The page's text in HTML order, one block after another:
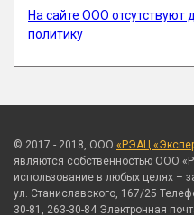
На сайте ООО
политику
© 2017 - 2018, ООО «РЭАЦ
являются собственностью ООО
использование в любых целях –
ул. Станиславского, 167/25
30-81, 263-30-84 Электронная